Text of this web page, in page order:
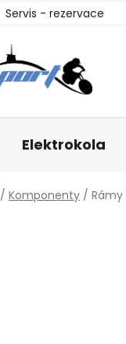
Servis - rezervace
Elektrokola
/ Komponenty /